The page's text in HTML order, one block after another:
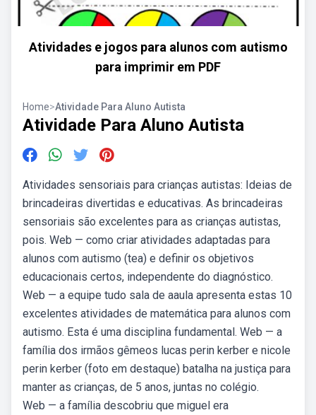
Atividades e jogos para alunos com autismo
para imprimir em PDF
Home>Atividade Para Aluno Autista
Atividade Para Aluno Autista
Atividades sensoriais para crianças autistas: Ideias de
brincadeiras divertidas e educativas. As brincadeiras
sensoriais são excelentes para as crianças autistas,
pois. Web — como criar atividades adaptadas para
alunos com autismo (tea) e definir os objetivos
educacionais certos, independente do diagnóstico.
Web — a equipe tudo sala de aaula apresenta estas 10
excelentes atividades de matemática para alunos com
autismo. Esta é uma disciplina fundamental. Web — a
família dos irmãos gêmeos lucas perin kerber e nicole
perin kerber (foto em destaque) batalha na justiça para
manter as crianças, de 5 anos, juntas no colégio.
Web — a família descobriu que miguel era